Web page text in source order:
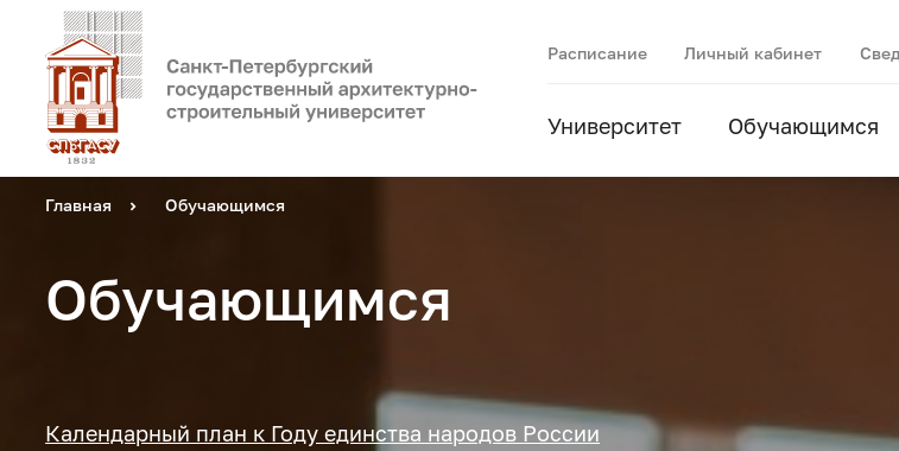
Расписание Личный кабинет
Университет Обучающимся
Главная Обучающимся
Обучающимся
Календарный план к Году единства народов России